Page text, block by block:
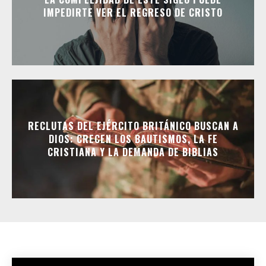
IMPEDIRTE VER EL REGRESO DE CRISTO
RECLUTAS DEL EJÉRCITO BRITÁNICO BUSCAN A
DIOS: CRECEN LOS BAUTISMOS, LA FE
CRISTIANA Y LA DEMANDA DE BIBLIAS